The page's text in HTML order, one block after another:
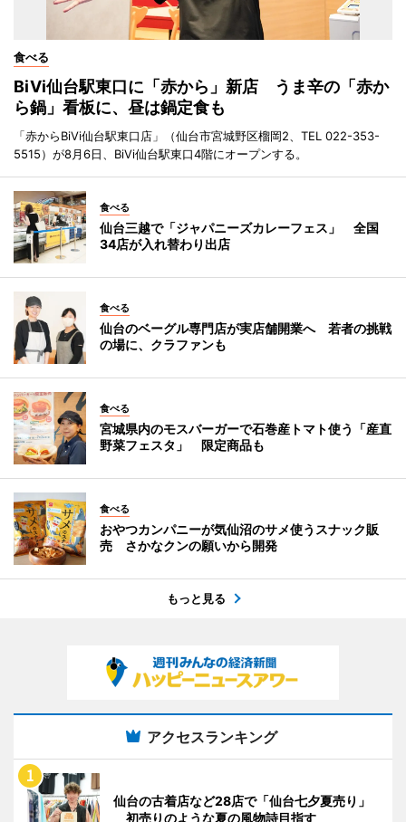
食べる
BiVi仙台駅東口に「赤から」新店 うま辛の「赤か
ら鍋」看板に、昼は鍋定食も
「赤からBiVi仙台駅東口店」（仙台市宮城野区榴岡2、TEL 022-353-
5515）が8月6日、BiVi仙台駅東口4階にオープンする。
食べる
仙台三越で「ジャパニーズカレーフェス」 全国
34店が入れ替わり出店
食べる
仙台のベーグル専門店が実店舗開業へ 若者の挑戦
の場に、クラファンも
食べる
宮城県内のモスバーガーで石巻産トマト使う「産直
野菜フェスタ」 限定商品も
食べる
おやつカンパニーが気仙沼のサメ使うスナック販
売 さかなクンの願いから開発
もっと見る
アクセスランキング
仙台の古着店など28店で「仙台七夕夏売り」
初売りのような夏の風物詩目指す